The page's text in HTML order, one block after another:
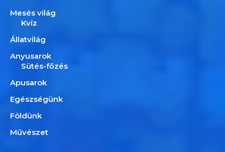
Mesés világ
Kvíz
Állatvilág
Anyusarok
Sütés-főzés
Apusarok
Egészségünk
Földünk
Művészet